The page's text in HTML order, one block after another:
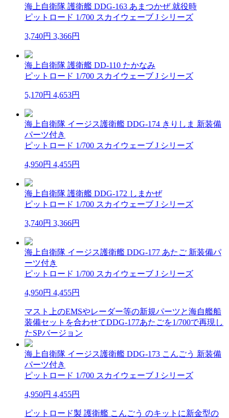
海上自衛隊 護衛艦 DDG-163 あまつかぜ 就役時
ピットロード 1/700 スカイウェーブ J シリーズ
3,740円 3,366円
海上自衛隊 護衛艦 DD-110 たかなみ
ピットロード 1/700 スカイウェーブ J シリーズ
5,170円 4,653円
海上自衛隊 イージス護衛艦 DDG-174 きりしま 新装備
パーツ付き
ピットロード 1/700 スカイウェーブ J シリーズ
4,950円 4,455円
海上自衛隊 護衛艦 DDG-172 しまかぜ
ピットロード 1/700 スカイウェーブ J シリーズ
3,740円 3,366円
海上自衛隊 イージス護衛艦 DDG-177 あたご 新装備パ
ーツ付き
ピットロード 1/700 スカイウェーブ J シリーズ
4,950円 4,455円
マスト上のEMSやレーダー等の新規パーツと海自艦船
装備セットを合わせてDDG-177あたごを1/700で再現し
たSPバージョン
海上自衛隊 イージス護衛艦 DDG-173 こんごう 新装備
パーツ付き
ピットロード 1/700 スカイウェーブ J シリーズ
4,950円 4,455円
ピットロード製 護衛艦 こんごう のキットに新金型の